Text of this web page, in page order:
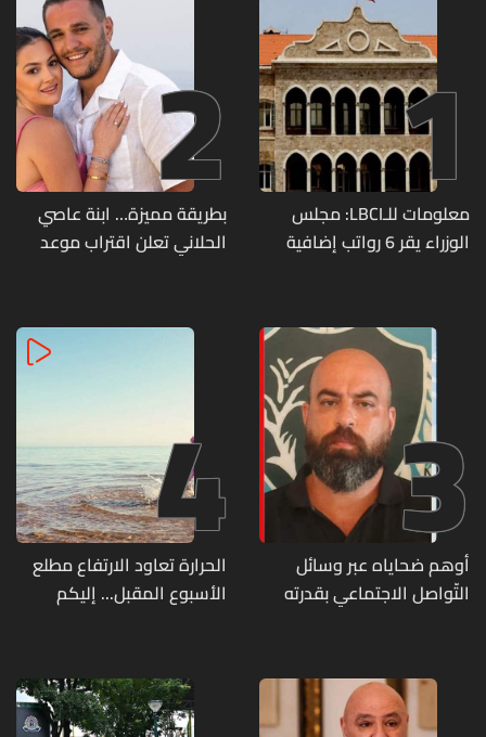
1
معلومات للـLBCI: مجلس
الوزراء يقر 6 رواتب إضافية
منذ آذار
2
بطريقة مميزة… ابنة عاصي
الحلاني تعلن اقتراب موعد
3
أوهم ضحاياه عبر وسائل
التّواصل الاجتماعي بقدرته
وقع ضحيّة أعماله؟
4
الحرارة تعاود الارتفاع مطلع
الأسبوع المقبل... إليكم